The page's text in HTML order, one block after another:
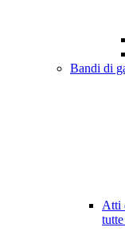
Bandi di
Atti